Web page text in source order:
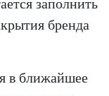
заполнить
бренда
в ближайшее